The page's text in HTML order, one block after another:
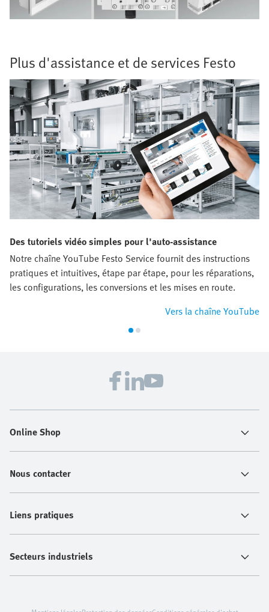
Plus d'assistance et de services Festo
Des tutoriels vidéo simples pour l'auto-assistance
Notre chaîne YouTube Festo Service fournit des instructions
pratiques et intuitives, étape par étape, pour les réparations,
les configurations, les conversions et les mises en route.
Vers la chaîne YouTube
Online Shop
Nous contacter
Liens pratiques
Secteurs industriels